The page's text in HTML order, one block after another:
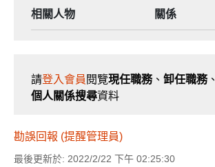
相關人物 關係
請登入會員 閱覽現任職務、 卸任職務、
個人關係搜尋資料
勘誤回報 (提醒管理員)
最後更新於: 2022/2/22 下午 02:25:30